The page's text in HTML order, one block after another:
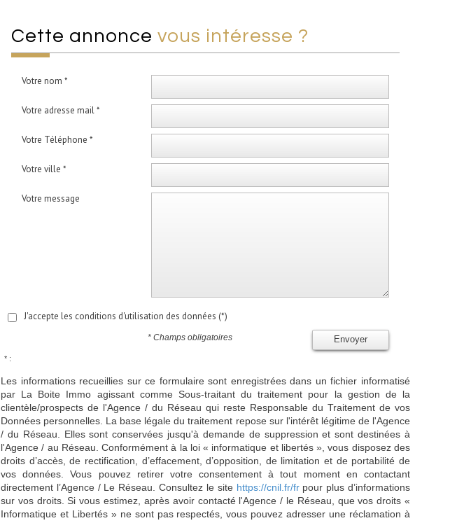
cette annonce vous intéresse ?
Votre nom *
Votre adresse mail *
Votre Téléphone *
Votre ville *
Votre message
J'accepte les conditions d'utilisation des données (*)
Envoyer
* Champs obligatoires
* :
Les informations recueillies sur ce formulaire sont enregistrées dans un fichier informatisé
par La Boite Immo agissant comme Sous-traitant du traitement pour la gestion de la
clientèle/prospects de l'Agence / du Réseau qui reste Responsable du Traitement de vos
Données personnelles. La base légale du traitement repose sur l'intérêt légitime de l'Agence
/ du Réseau. Elles sont conservées jusqu'à demande de suppression et sont destinées à
l'Agence / au Réseau. Conformément à la loi « informatique et libertés », vous disposez des
droits d’accès, de rectification, d’effacement, d’opposition, de limitation et de portabilité de
vos données. Vous pouvez retirer votre consentement à tout moment en contactant
directement l’Agence / Le Réseau. Consultez le site https://cnil.fr/frpour plus d’informations
sur vos droits. Si vous estimez, après avoir contacté l'Agence / le Réseau, que vos droits «
Informatique et Libertés » ne sont pas respectés, vous pouvez adresser une réclamation à